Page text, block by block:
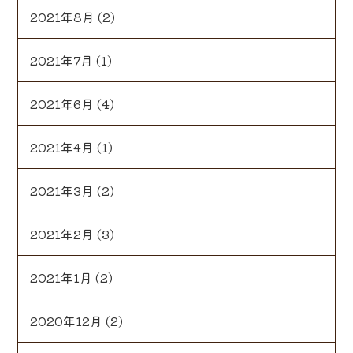
2021年8月 (2)
2021年7月 (1)
2021年6月 (4)
2021年4月 (1)
2021年3月 (2)
2021年2月 (3)
2021年1月 (2)
2020年12月 (2)